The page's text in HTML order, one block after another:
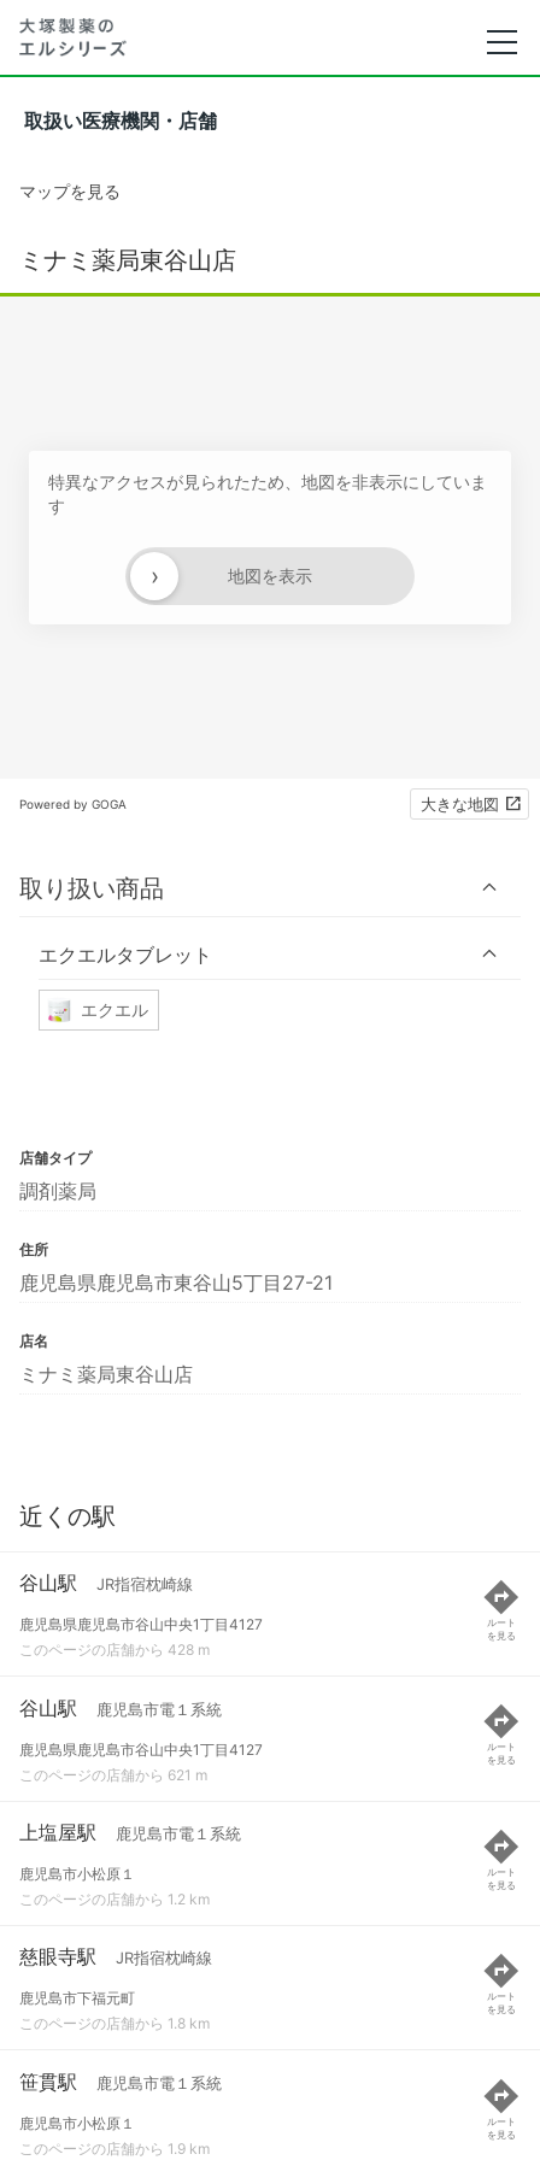
取扱い医療機関・店舗
マップを見る
ミナミ薬局東谷山店
特異なアクセスが見られたため、地図を非表示にしていま
す
地図を表示
›
Powered by GOGA 大きな地図
取り扱い商品
エクエルタブレット
エクエル
店舗タイプ
調剤薬局
住所
鹿児島県鹿児島市東谷山5丁目27-21
店名
ミナミ薬局東谷山店
近くの駅
谷山駅 JR指宿枕崎線
鹿児島県鹿児島市谷山中央1丁目4127
このページの店舗から 428 m
ルート
を見る
谷山駅 鹿児島市電１系統
鹿児島県鹿児島市谷山中央1丁目4127
このページの店舗から 621 m
ルート
を見る
上塩屋駅 鹿児島市電１系統
鹿児島市小松原１
このページの店舗から 1.2 km
ルート
を見る
慈眼寺駅 JR指宿枕崎線
鹿児島市下福元町
このページの店舗から 1.8 km
ルート
を見る
笹貫駅 鹿児島市電１系統
鹿児島市小松原１
このページの店舗から 1.9 km
ルート
を見る